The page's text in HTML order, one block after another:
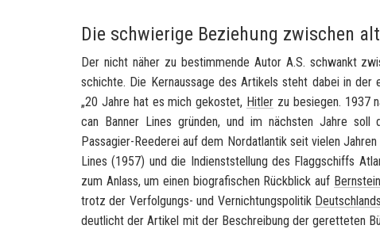
Die schwierige Beziehung zwischen
Der nicht näher zu be­stim­men­de Autor A.S. schwankt
schich­te. Die Kern­aus­sa­ge des Ar­ti­kels steht dabei in
„20 Jahre hat es mich ge­kos­tet, Hit­ler zu be­sie­gen. 1937
can Ban­ner Lines grün­den, und im nächs­ten Jahre soll
Passagier-​Reederei auf dem Nord­at­lan­tik seit vie­len
Lines (1957) und die In­dienst­stel­lung des Flagg­schiffs
zum An­lass, um einen bio­gra­fi­schen Rück­blick auf
trotz der Verfolgungs-​ und Ver­nich­tungs­po­li­tik Deutsch­lands
deut­licht der Ar­ti­kel mit der Be­schrei­bung der ge­ret­te­ten